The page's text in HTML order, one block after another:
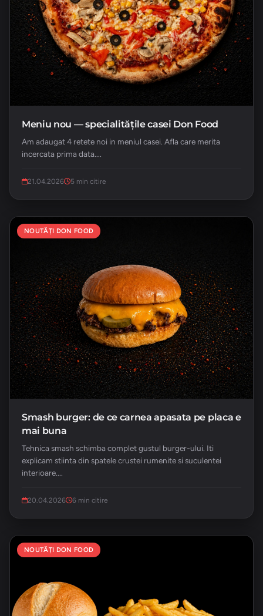
Meniu nou — specialitățile casei Don Food
Am adaugat 4 retete noi in meniul casei. Afla care merita
incercata prima data....
21.04.2026 5 min citire
NOUTĂȚI DON FOOD
Smash burger: de ce carnea apasata pe placa e
mai buna
Tehnica smash schimba complet gustul burger-ului. Iti
explicam stiinta din spatele crustei rumenite si suculentei
interioare....
20.04.2026 6 min citire
NOUTĂȚI DON FOOD